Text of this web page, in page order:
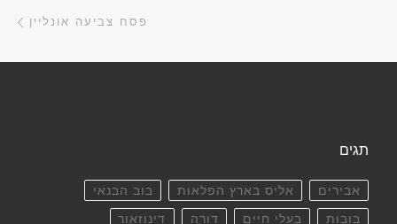
פסח צביעה אונליין
תגים
אבירים אליס בארץ הפלאות בוב הבנאי
בובות בעלי חיים דורה דינוזאור